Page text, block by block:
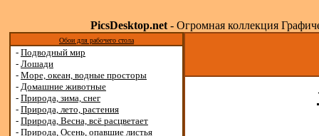
PicsDesktop.net- Огромная коллекция
Обои для рабочего стола
- Подводный мир
- Лошади
- Море, океан, водные просторы
- Домашние животные
- Природа, зима, снег
- Природа, лето, растения
- Природа, Весна, всё расцветает
- Природа, Осень, опавшие листья